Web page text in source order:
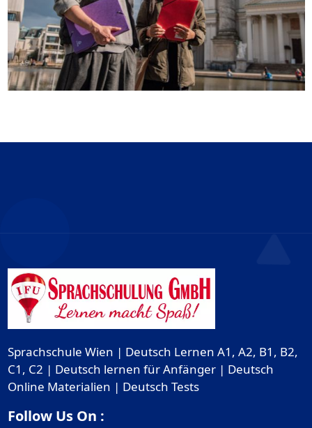
Sprachschule Wien | Deutsch Lernen A1, A2, B1, B2,
C1, C2 | Deutsch lernen für Anfänger | Deutsch
Online Materialien | Deutsch Tests
Follow Us On :